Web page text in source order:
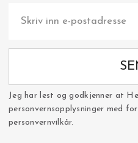
Jeg har lest og godkjenner at
personvernsopplysninger med
personvernvilkår.